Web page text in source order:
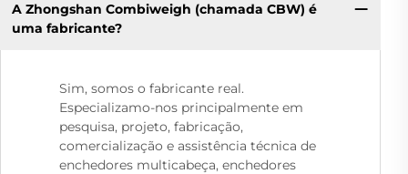
A Zhongshan Combiweigh (chamada CBW) é
uma fabricante?
Sim, somos o fabricante real.
Especializamo-nos principalmente em
pesquisa, projeto, fabricação,
comercialização e assistência técnica de
enchedores multicabeça, enchedores